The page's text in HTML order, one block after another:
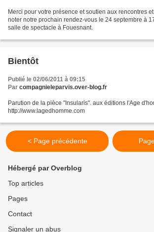
Merci pour votre présence et soutien aux rencontres
noter notre prochain rendez-vous le 24 septembre à
salle de spectacle à Fouesnant.
Bientôt
Publié le 02/06/2011 à 09:15
Par compagnieleparvis.over-blog.fr
Parution de la pièce "Insularis". aux éditions l'Age
http://www.lagedhomme.com
< Page précédente
Hébergé par Overblog
Top articles
Pages
Contact
Signaler un abus